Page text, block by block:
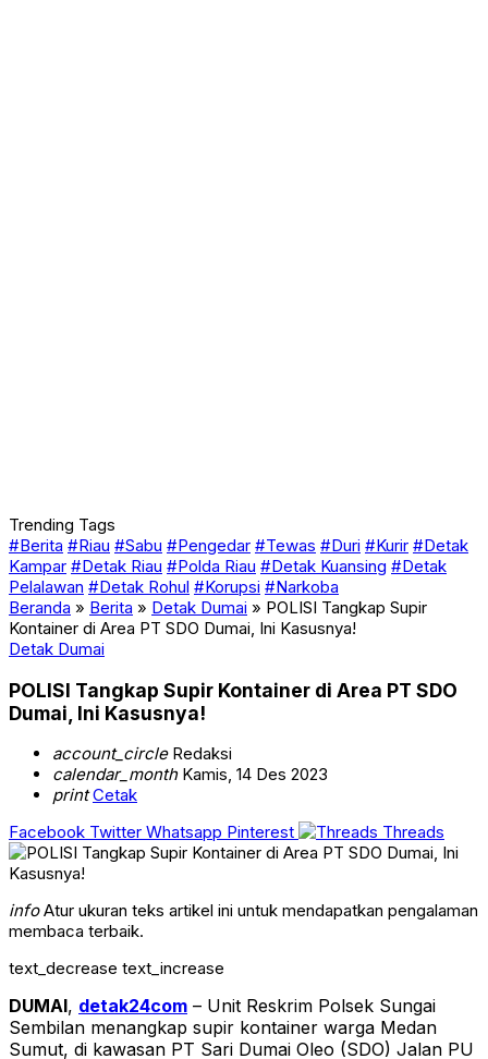
Trending Tags
#Berita #Riau #Sabu #Pengedar #Tewas #Duri #Kurir #Detak
Kampar #Detak Riau #Polda Riau #Detak Kuansing #Detak
Pelalawan #Detak Rohul #Korupsi #Narkoba
Beranda » Berita » Detak Dumai » POLISI Tangkap Supir
Kontainer di Area PT SDO Dumai, Ini Kasusnya!
Detak Dumai
POLISI Tangkap Supir Kontainer di Area PT SDO
Dumai, Ini Kasusnya!
account_circleRedaksi
calendar_monthKamis, 14 Des 2023
print Cetak
Facebook Twitter Whatsapp Pinterest Threads
infoAtur ukuran teks artikel ini untuk mendapatkan pengalaman
membaca terbaik.
text_decrease text_increase
DUMAI, detak24com – Unit Reskrim Polsek Sungai
Sembilan menangkap supir kontainer warga Medan
Sumut, di kawasan PT Sari Dumai Oleo (SDO) Jalan PU